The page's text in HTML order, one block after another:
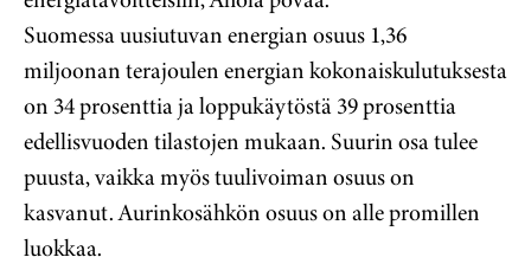
Suomessa uusiutuvan energian osuus 1,36
miljoonan terajoulen energian kokonaiskulutuksesta
on 34 prosenttia ja loppukäytöstä 39 prosenttia
edellisvuoden tilastojen mukaan. Suurin osa tulee
puusta, vaikka myös tuulivoiman osuus on
kasvanut. Aurinkosähkön osuus on alle promillen
luokkaa.